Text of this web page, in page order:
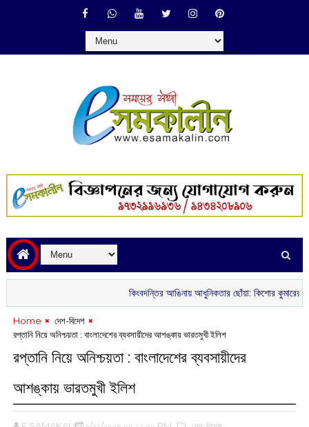
কিংবদন্তির আঙিনায় আধুনিকতার ছোঁয়া: কিশোর কুমারের ‘গৌরী কুঞ্জ’
Home
‌ দেশ-বিদেশ
রপ্তানি নিয়ে অনিশ্চয়তা ‌: বাংলাদেশের ব্যবসায়ীদের আশঙ্কায় ভারতমুখী ইলিশ
রপ্তানি নিয়ে অনিশ্চয়তা ‌: বাংলাদেশের ব্যবসায়ীদের
আশঙ্কায় ভারতমুখী ইলিশ